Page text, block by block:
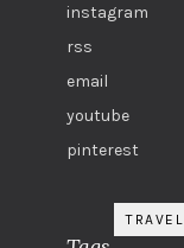
instagram
rss
email
youtube
pinterest
TRAVEL